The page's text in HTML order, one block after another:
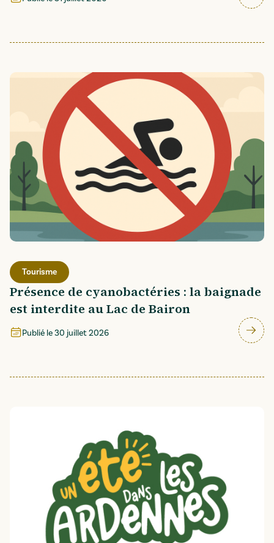
Tourisme
Présence de cyanobactéries : la baignade
est interdite au Lac de Bairon
Publié le30 juillet 2026